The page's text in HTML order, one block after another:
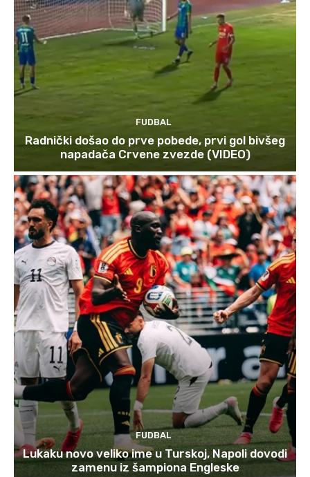
FUDBAL
Radnički došao do prve pobede, prvi gol bivšeg
napadača Crvene zvezde (VIDEO)
FUDBAL
Lukaku novo veliko ime u Turskoj, Napoli dovodi
zamenu iz šampiona Engleske